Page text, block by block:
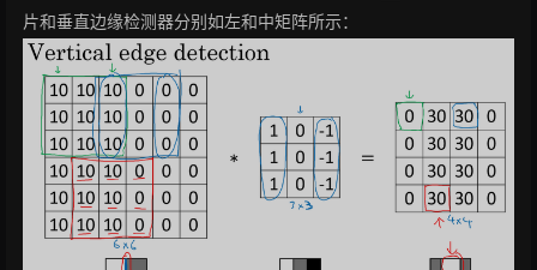
片和垂直边缘检测器分别如左和中矩阵所示：